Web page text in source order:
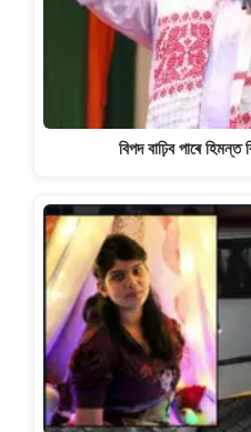
বিপদ বাঢ়িব পাৰে হিমন্ত